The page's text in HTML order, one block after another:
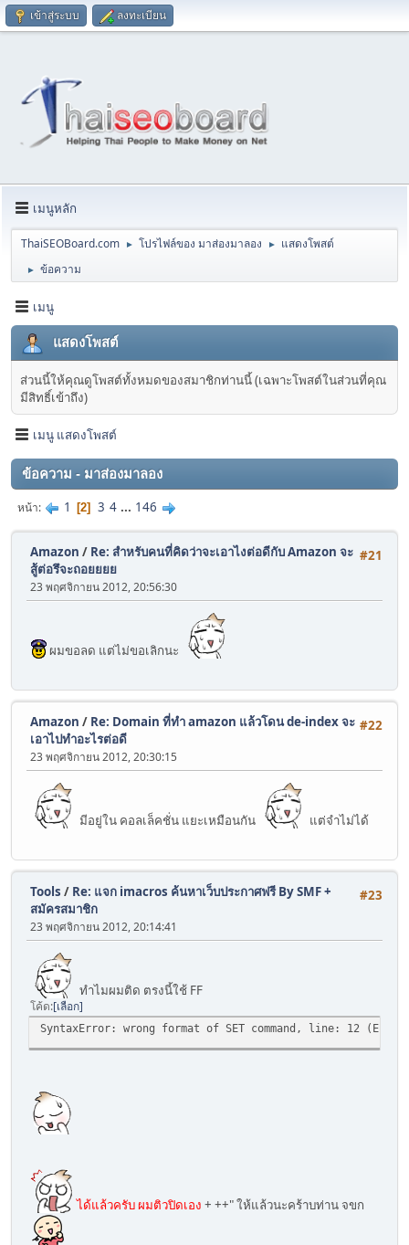
เข้าสู่ระบบ ลงทะเบียน
เมนูหลัก
ThaiSEOBoard.com ► โปรไฟล์ของ มาส่องมาลอง ► แสดงโพสต์
► ข้อความ
เมนู
แสดงโพสต์
ส่วนนี้ให้คุณดูโพสต์ทั้งหมดของสมาชิกท่านนี้ (เฉพาะโพสต์ในส่วนที่คุณ
มีสิทธิ์เข้าถึง)
เมนู แสดงโพสต์
ข้อความ - มาส่องมาลอง
หน้า 1 2 3 4 ... 146
#21
Amazon / Re: สำหรับคนที่คิดว่าจะเอาไงต่อดีกับ Amazon จะ
สู้ต่อรึจะถอยยยย
23 พฤศจิกายน 2012, 20:56:30
ผมขอลด แต่ไม่ขอเลิกนะ
#22
Amazon / Re: Domain ที่ทำ amazon แล้วโดน de-index จะ
เอาไปทำอะไรต่อดี
23 พฤศจิกายน 2012, 20:30:15
มีอยู่ใน คอลเล็คชั่น แยะเหมือนกัน แต่จำไม่ได้
#23
Tools / Re: แจก imacros ค้นหาเว็บประกาศฟรี By SMF +
สมัครสมาชิก
23 พฤศจิกายน 2012, 20:14:41
ทำไมผมติด ตรงนี้ใช้ FF
โค้ด เลือก
SyntaxError: wrong format of SET command, line: 12
ได้แล้วครับ ผมติวปิดเอง + ++" ให้แล้วนะคร้าบท่าน จขก